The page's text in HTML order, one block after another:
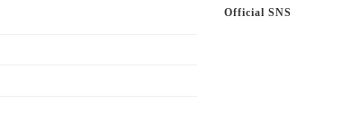
Official SNS